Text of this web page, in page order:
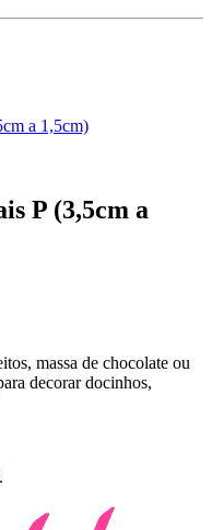
a 1,5cm)
P (3,5cm a
massa de chocolate ou
decorar docinhos,